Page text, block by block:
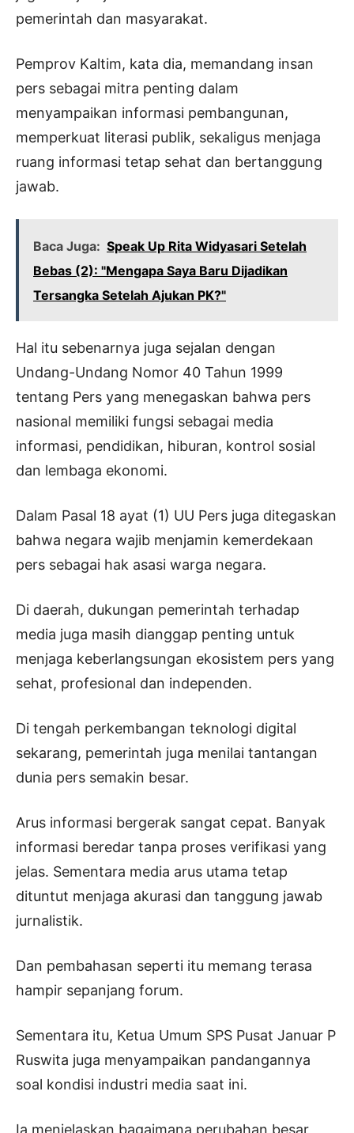
pemerintah dan masyarakat.
Pemprov Kaltim, kata dia, memandang insan
pers sebagai mitra penting dalam
menyampaikan informasi pembangunan,
memperkuat literasi publik, sekaligus menjaga
ruang informasi tetap sehat dan bertanggung
jawab.
Baca Juga: Speak Up Rita Widyasari Setelah
Bebas (2): "Mengapa Saya Baru Dijadikan
Tersangka Setelah Ajukan PK?"
Hal itu sebenarnya juga sejalan dengan
Undang-Undang Nomor 40 Tahun 1999
tentang Pers yang menegaskan bahwa pers
nasional memiliki fungsi sebagai media
informasi, pendidikan, hiburan, kontrol sosial
dan lembaga ekonomi.
Dalam Pasal 18 ayat (1) UU Pers juga ditegaskan
bahwa negara wajib menjamin kemerdekaan
pers sebagai hak asasi warga negara.
Di daerah, dukungan pemerintah terhadap
media juga masih dianggap penting untuk
menjaga keberlangsungan ekosistem pers yang
sehat, profesional dan independen.
Di tengah perkembangan teknologi digital
sekarang, pemerintah juga menilai tantangan
dunia pers semakin besar.
Arus informasi bergerak sangat cepat. Banyak
informasi beredar tanpa proses verifikasi yang
jelas. Sementara media arus utama tetap
dituntut menjaga akurasi dan tanggung jawab
jurnalistik.
Dan pembahasan seperti itu memang terasa
hampir sepanjang forum.
Sementara itu, Ketua Umum SPS Pusat Januar P
Ruswita juga menyampaikan pandangannya
soal kondisi industri media saat ini.
Ia menjelaskan bagaimana perubahan besar